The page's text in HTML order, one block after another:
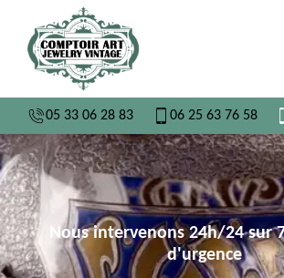
05 33 06 28 83 06 25 63 76 58
Nous intervenons 24h/24 sur
d'urgence